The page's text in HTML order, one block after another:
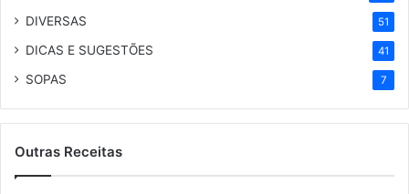
DIVERSAS 51
DICAS E SUGESTÕES 41
SOPAS 7
Outras Receitas